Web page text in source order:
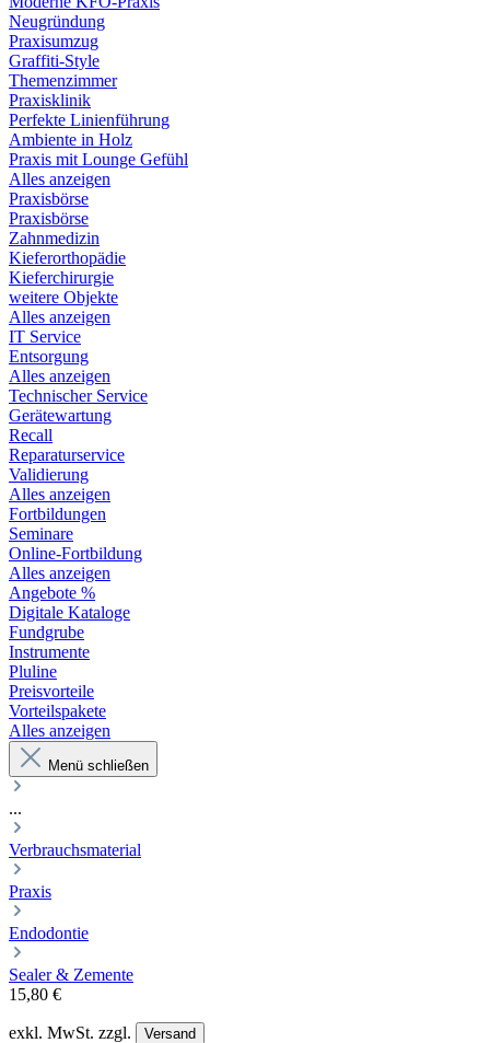
Neugründung
Praxisumzug
Graffiti-Style
Themenzimmer
Praxisklinik
Perfekte Linienführung
Ambiente in Holz
Praxis mit Lounge Gefühl
Alles anzeigen
Praxisbörse
Praxisbörse
Zahnmedizin
Kieferorthopädie
Kieferchirurgie
weitere Objekte
Alles anzeigen
IT Service
Entsorgung
Alles anzeigen
Technischer Service
Gerätewartung
Recall
Reparaturservice
Validierung
Alles anzeigen
Fortbildungen
Seminare
Online-Fortbildung
Alles anzeigen
Angebote %
Digitale Kataloge
Fundgrube
Instrumente
Pluline
Preisvorteile
Vorteilspakete
Alles anzeigen
Menü schließen
...
Verbrauchsmaterial
Praxis
Endodontie
Sealer & Zemente
15,80 €
exkl. MwSt. zzgl. Versand